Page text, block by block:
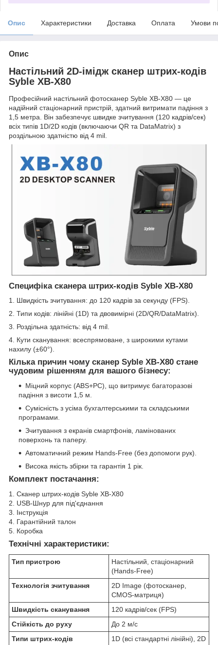
Опис Характеристики Доставка Оплата Умови
Опис
Настільний 2D-імідж сканер штрих-кодів
Syble XB-X80
Професійний настільний фотосканер Syble XB-X80 — це
надійний стаціонарний пристрій, здатний витримати падіння з
1,5 метра. Він забезпечує швидке зчитування (120 кадрів/сек)
всіх типів 1D/2D кодів (включаючи QR та DataMatrix) з
роздільною здатністю від 4 mil.
Специфіка сканера штрих-кодів Syble XB-X80
1. Швидкість зчитування: до 120 кадрів за секунду (FPS).
2. Типи кодів: лінійні (1D) та двовимірні (2D/QR/DataMatrix).
3. Роздільна здатність: від 4 mil.
4. Кути сканування: всеспрямоване, з широкими кутами
нахилу (±60°).
Кілька причин чому сканер Syble XB-X80 стане
чудовим рішенням для вашого бізнесу:
Міцний корпус (ABS+PC), що витримує багаторазові
падіння з висоти 1,5 м.
Сумісність з усіма бухгалтерськими та складськими
програмами.
Зчитування з екранів смартфонів, ламінованих
поверхонь та паперу.
Автоматичний режим Hands-Free (без допомоги рук).
Висока якість збірки та гарантія 1 рік.
Комплект постачання:
1. Сканер штрих-кодів Syble XB-X80
2. USB-Шнур для під'єднання
3. Інструкція
4. Гарантійний талон
5. Коробка
Технічні характеристики:
Тип пристрою
Настільний, стаціонарний
(Hands-Free)
Технологія зчитування
2D Image (фотосканер,
CMOS-матриця)
Швидкість сканування
120 кадрів/сек (FPS)
Стійкість до руху
До 2 м/с
Типи штрих-кодів
1D (всі стандартні лінійні), 2D